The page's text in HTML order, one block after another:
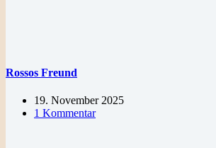
Rossos Freund
19. November 2025
1 Kommentar